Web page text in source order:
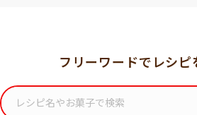
フリーワードでレシピ